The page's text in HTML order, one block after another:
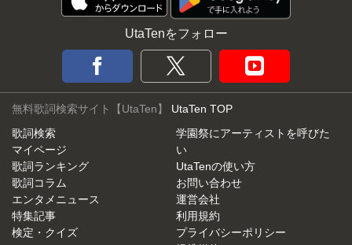
UtaTenをフォロー
無料歌詞検索サイト【UtaTen】 UtaTen TOP
歌詞検索
マイページ
歌詞ランキング
歌詞コラム
エンタメニュース
特集記事
検定・クイズ
学園祭にアーティストを呼びた
い
UtaTenの使い方
お問い合わせ
運営会社
利用規約
プライバシーポリシー